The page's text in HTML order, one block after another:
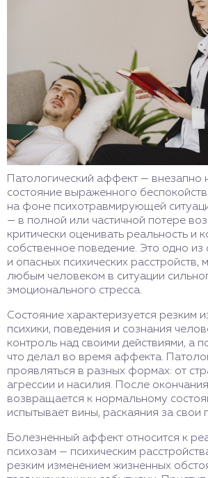
Патологический аффект — внезапно
состояние выраженного
на фоне психотравмирующей
— в полной или частичной потере
критически оценивать реальность и
собственное поведение. Это одно из
и опасных психических расстройств,
любым человеком в ситуации
эмоционального стресса.
Состояние характеризуется резким
психики, поведения и сознания
контроль над своими действиями, а
что делал во время аффекта.
проявляться в разных формах: от
агрессии и насилия. После
возвращается к нормальному
испытывает вины, раскаяния за свои
Болезненный аффект относится к
психозам — психическим
резким изменением жизненных